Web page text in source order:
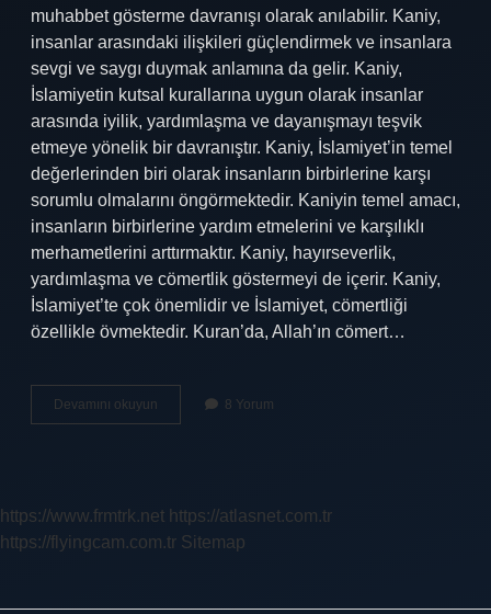
muhabbet gösterme davranışı olarak anılabilir. Kaniy,
insanlar arasındaki ilişkileri güçlendirmek ve insanlara
sevgi ve saygı duymak anlamına da gelir. Kaniy,
İslamiyetin kutsal kurallarına uygun olarak insanlar
arasında iyilik, yardımlaşma ve dayanışmayı teşvik
etmeye yönelik bir davranıştır. Kaniy, İslamiyet’in temel
değerlerinden biri olarak insanların birbirlerine karşı
sorumlu olmalarını öngörmektedir. Kaniyin temel amacı,
insanların birbirlerine yardım etmelerini ve karşılıklı
merhametlerini arttırmaktır. Kaniy, hayırseverlik,
yardımlaşma ve cömertlik göstermeyi de içerir. Kaniy,
İslamiyet’te çok önemlidir ve İslamiyet, cömertliği
özellikle övmektedir. Kuran’da, Allah’ın cömert…
Devamını okuyun
ne
8 Yorum
https://www.frmtrk.net https://atlasnet.com.tr
https://flyingcam.com.tr Sitemap